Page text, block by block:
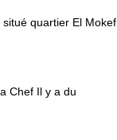
quartier El Mokef,
Chef Il y a du